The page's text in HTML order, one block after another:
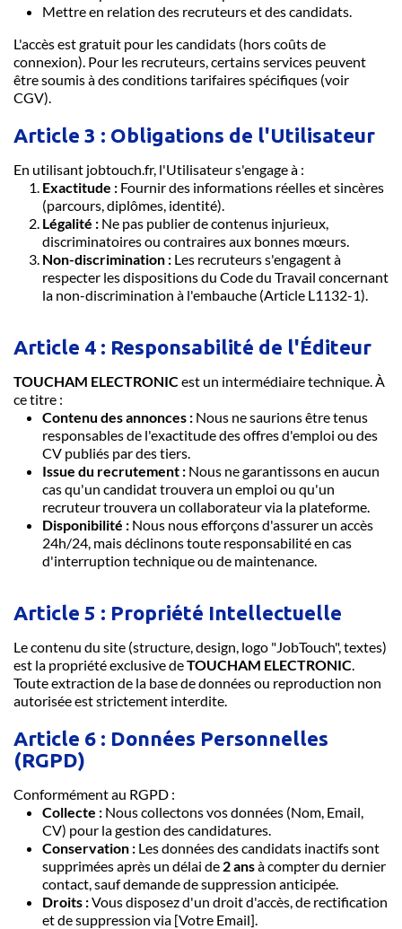
Mettre en relation des recruteurs et des candidats.
L'accès est gratuit pour les candidats (hors coûts de
connexion). Pour les recruteurs, certains services peuvent
être soumis à des conditions tarifaires spécifiques (voir
CGV).
Article 3 : Obligations de l'Utilisateur
En utilisant jobtouch.fr, l'Utilisateur s'engage à :
Exactitude : Fournir des informations réelles et sincères
(parcours, diplômes, identité).
Légalité : Ne pas publier de contenus injurieux,
discriminatoires ou contraires aux bonnes mœurs.
Non-discrimination : Les recruteurs s'engagent à
respecter les dispositions du Code du Travail concernant
la non-discrimination à l'embauche (Article L1132-1).
Article 4 : Responsabilité de l'Éditeur
TOUCHAM ELECTRONICest un intermédiaire technique. À
ce titre :
Contenu des annonces : Nous ne saurions être tenus
responsables de l'exactitude des offres d'emploi ou des
CV publiés par des tiers.
Issue du recrutement : Nous ne garantissons en aucun
cas qu'un candidat trouvera un emploi ou qu'un
recruteur trouvera un collaborateur via la plateforme.
Disponibilité : Nous nous efforçons d'assurer un accès
24h/24, mais déclinons toute responsabilité en cas
d'interruption technique ou de maintenance.
Article 5 : Propriété Intellectuelle
Le contenu du site (structure, design, logo "JobTouch", textes)
est la propriété exclusive deTOUCHAM ELECTRONIC.
Toute extraction de la base de données ou reproduction non
autorisée est strictement interdite.
Article 6 : Données Personnelles
(RGPD)
Conformément au RGPD :
Collecte : Nous collectons vos données (Nom, Email,
CV) pour la gestion des candidatures.
Conservation : Les données des candidats inactifs sont
supprimées après un délai de 2 ansà compter du dernier
contact, sauf demande de suppression anticipée.
Droits :Vous disposez d'un droit d'accès, de rectification
et de suppression via [Votre Email].